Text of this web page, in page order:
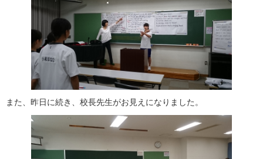
また、昨日に続き、校長先生がお見えになりました。